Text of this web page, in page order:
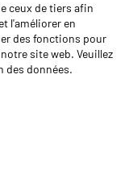
ceux de tiers afin
l'améliorer en
des fonctions pour
site web. Veuillez
des données.